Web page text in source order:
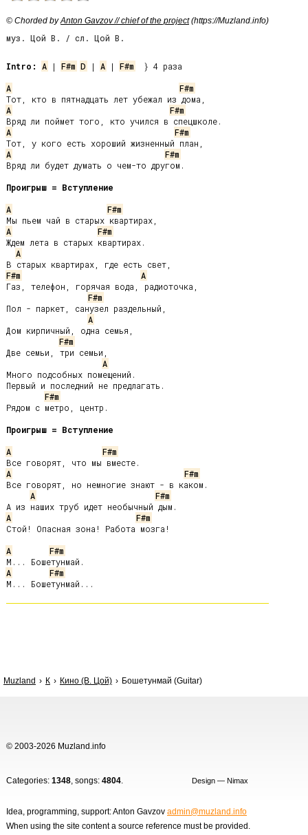
© Chorded byAnton Gavzov // chief of the project(https://Muzland.info)
муз. Цой В. / сл. Цой В.
Intro: A | F#m D | A | F#m
  } 4 раза
A
F#m
A
F#m
A
F#m
A
F#m
Вряд ли будет думать о чем-то другом.
Проигрыш = Вступление
A
F#m
A
F#m
Ждем лета в старых квартирах.
A
F#m
A
Газ, телефон, горячая вода, радиоточка,
F#m
Пол - паркет, санузел раздельный,
A
Дом кирпичный, одна семья,
F#m
Две семьи, три семьи,
A
Много подсобных помещений.
Первый и последний не предлагать.
F#m
Рядом с метро, центр.
Проигрыш = Вступление
A
F#m
A
F#m
Все говорят, но немногие знают - в каком.
A
F#m
A
F#m
Стой! Опасная зона! Работа мозга!
A
F#m
A
F#m
Muzland К Кино (В. Цой) Бошетунмай (Guitar)
© 2003-2026 Muzland.info
Categories: 1348, songs: 4804. Design — Nimax
Idea, programming, support: Anton Gavzov admin@muzland.info
When using the site content a source reference must be provided.